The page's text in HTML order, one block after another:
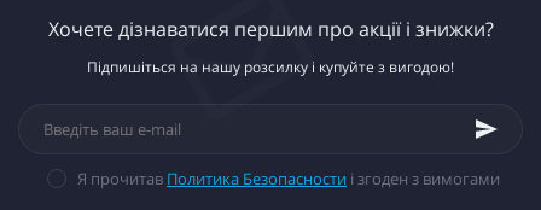
Хочете дізнаватися першим про акції і знижки?
Підпишіться на нашу розсилку і купуйте з вигодою!
Я прочитав Политика Безопасности і згоден з вимогами